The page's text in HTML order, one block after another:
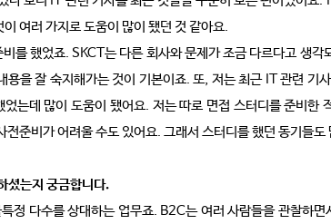
여러 가지로 도움이 많이 됐던 것 같아요.
를 했었죠. SKCT는 다른 회사와 문제가 조금 다르다고 생각
을 잘 숙지해가는 것이 기본이죠. 또, 저는 최근 IT 관련 기
는데 많이 도움이 됐어요. 저는 따로 면접 스터디를 준비한
준비가 어려울 수도 있어요. 그래서 스터디를 했던 동기들도
셨는지 궁금합니다.
정 다수를 상대하는 업무죠. B2C는 여러 사람들을 관찰하